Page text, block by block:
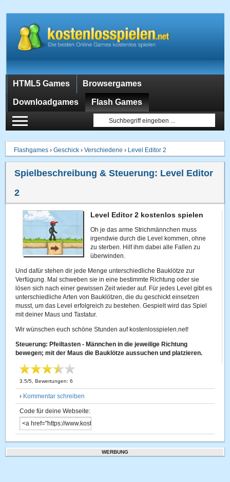
HTML5 Games Browsergames
Downloadgames Flash Games
Flashgames ›Geschick ›Verschiedene › Level Editor 2
Spielbeschreibung & Steuerung: Level Editor
2
Level Editor 2 kostenlos spielen
Oh je das arme Strichmännchen muss
irgendwie durch die Level kommen, ohne
zu sterben. Hilf ihm dabei alle Fallen zu
überwinden.
Und dafür stehen dir jede Menge unterschiedliche Bauklötze zur
Verfügung. Mal schweben sie in eine bestimmte Richtung oder sie
lösen sich nach einer gewissen Zeit wieder auf. Für jedes Level gibt es
unterschiedliche Arten von Bauklötzen, die du geschickt einsetzen
musst, um das Level erfolgreich zu bestehen. Gespielt wird das Spiel
mit deiner Maus und Tastatur.
Wir wünschen euch schöne Stunden auf kostenlosspielen.net!
Steuerung: Pfeiltasten - Männchen in die jeweilige Richtung
bewegen; mit der Maus die Bauklötze aussuchen und platzieren.
3.5/5 , Bewertungen:6
› Kommentar schreiben
Code für deine Webseite:
WERBUNG